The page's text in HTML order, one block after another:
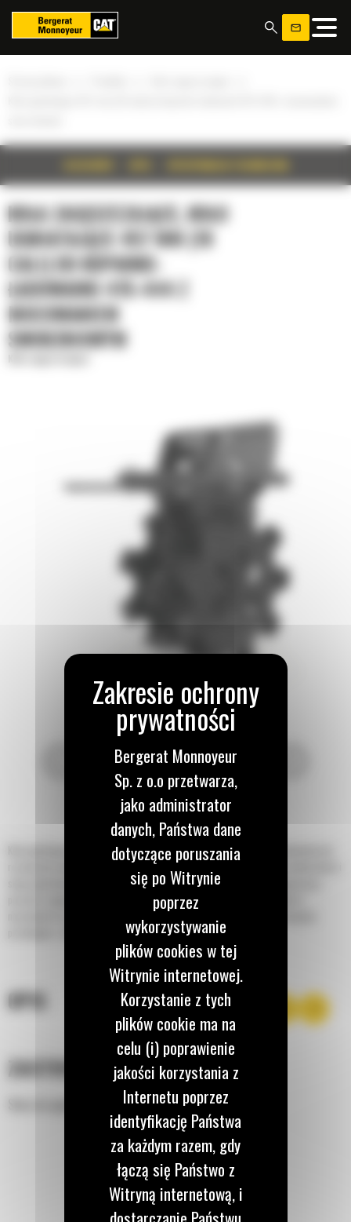
KOŁA ZAGĘSZCZAJĄCE, KOŁO
UGNIATAJĄCE 457 MM (18
CALI) DO KOPARKO-
ŁADOWARKI 415-444 Z
MOCOWANIEM
SWORZNIOWYM
Koła ugniatające Cat® do koparko-ładowarek i minikoparek stanowią ekonomiczne
rozwiązanie ugniatania rowów. Koła są wyposażone w łożyska stożkowe wałeczkowe i
stopy ugniatające z rolkami z nieruchomymi kołkami, co zapewnia płynną pracę i
pozwala osiągnąć wysoki stopień zagęszczenia. Osiągnięcie zagęszczenia w
normalnych warunkach glebowych wymaga zazwyczaj od sześciu do dziesięciu
przebiegów, zależnie od wymaganego stopnia zagęszczenia.
OPIS
ZASTOSOWANIE
Służy do ugniatania rowów i łatwego zasypywania.
Panel zarządzania plikami cookies
Bergerat Monnoyeur
Sp. z o.o przetwarza,
jako administrator
danych, Państwa dane
dotyczące poruszania
się po Witrynie
poprzez
wykorzystywanie
plików cookies w tej
Witrynie internetowej.
Korzystanie z tych
plików cookie ma na
celu (i) poprawienie
jakości korzystania z
Internetu poprzez
identyfikację Państwa
za każdym razem, gdy
łączą się Państwo z
Witryną internetową, i